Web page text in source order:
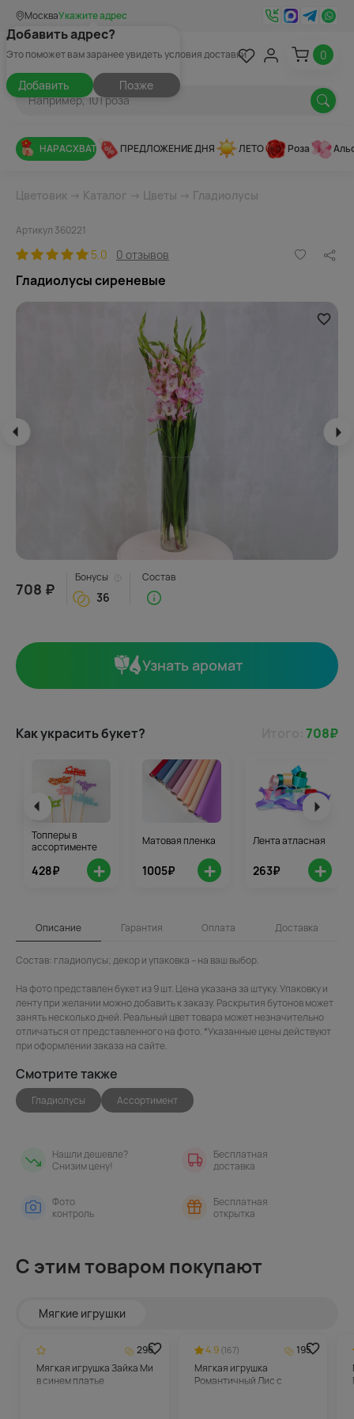
МоскваУкажите адрес
Добавить адрес?
Это поможет вам заранее увидеть условия доставки
Добавить Позже
0
НАРАСХВАТ ПРЕДЛОЖЕНИЕ ДНЯ ЛЕТО Роза
Цветовик → Каталог → Цветы → Гладиолусы
Артикул 360221
5.0 0 отзывов
Гладиолусы сиреневые
708 ₽
Бонусы
36
Состав
Узнать аромат
Как украсить букет? 708₽
Топперы в
ассортименте
428₽ +
Матовая пленка
1005₽ +
Лента атласная
263₽ +
Описание Гарантия Оплата Доставка
Состав: гладиолусы; декор и упаковка – на ваш выбор.
На фото представлен букет из 9 шт. Цена указана за штуку. Упаковку и
ленту при желании можно добавить к заказу. Раскрытия бутонов может
занять несколько дней. Реальный цвет товара может незначительно
отличаться от представленного на фото. *Указанные цены действуют
при оформлении заказа на сайте.
Смотрите также
Гладиолусы Ассортимент
Нашли дешевле?
Снизим цену!
Бесплатная
доставка
Фото
контроль
Бесплатная
открытка
С этим товаром покупают
Мягкие игрушки
296
Мягкая игрушка Зайка Ми
в синем платье
4.9 (167)
195
Мягкая игрушка
Романтичный Лис с